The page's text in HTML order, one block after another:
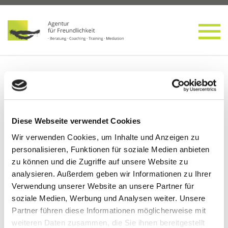
Diese Webseite verwendet Cookies
Wir verwenden Cookies, um Inhalte und Anzeigen zu
personalisieren, Funktionen für soziale Medien anbieten
zu können und die Zugriffe auf unsere Website zu
analysieren. Außerdem geben wir Informationen zu Ihrer
Verwendung unserer Website an unsere Partner für
soziale Medien, Werbung und Analysen weiter. Unsere
Partner führen diese Informationen möglicherweise mit
weiteren Daten zusammen, die Sie ihnen bereitgestellt
Details öffnen
Schlagwort: Meetingstruktur
Kom­mu­ni­ka­ti­on im Unter­neh­men
verbessern
Führungskräfteentwicklung